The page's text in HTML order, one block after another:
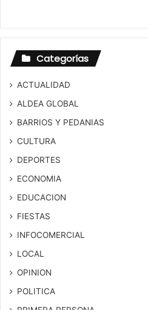
Categorías
ACTUALIDAD
ALDEA GLOBAL
BARRIOS Y PEDANIAS
CULTURA
DEPORTES
ECONOMIA
EDUCACION
FIESTAS
INFOCOMERCIAL
LOCAL
OPINION
POLITICA